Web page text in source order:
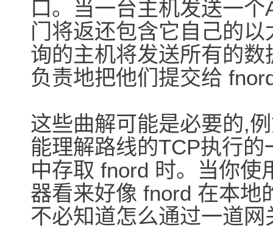
口。当一台主机发送一
门将返还包含它自己的
询的主机将发送所有的
负责地把他们提交给
这些曲解可能是必要的,
能理解路线的TCP执行的
中存取 fnord 时。当你使
器看来好像 fnord 在本地
不必知道怎么通过一道网